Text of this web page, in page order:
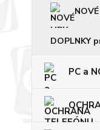
DOPLNKY
PC a